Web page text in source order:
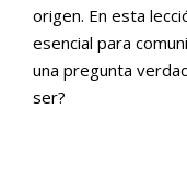
origen. En esta
esencial para
una pregunta
ser?